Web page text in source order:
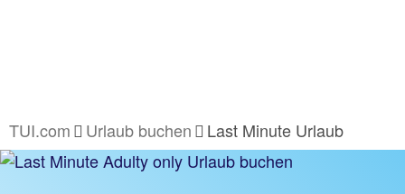
TUI.com Urlaub buchen Last Minute Urlaub